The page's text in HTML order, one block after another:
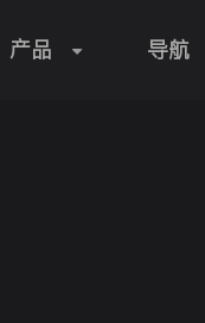
产品 导航